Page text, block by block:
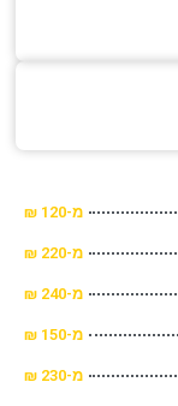
מ-120 ₪
מ-220 ₪
מ-240 ₪
מ-150 ₪
מ-230 ₪